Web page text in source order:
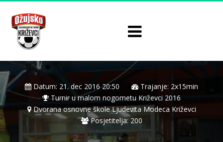
Datum: 21. dec 2016 20:50
Trajanje: 2x15min
Turnir u malom nogometu Križevci 2016
Dvorana osnovne škole Ljudevita Modeca Križevci
Posjetitelja: 200